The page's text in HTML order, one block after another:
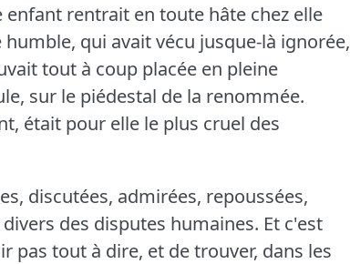
rentrait en toute hâte chez elle
humble, qui avait vécu jusque-là ignorée,
tout à coup placée en pleine
sur le piédestal de la renommée.
était pour elle le plus cruel des
discutées, admirées, repoussées,
des disputes humaines. Et c'est
pas tout à dire, et de trouver, dans les